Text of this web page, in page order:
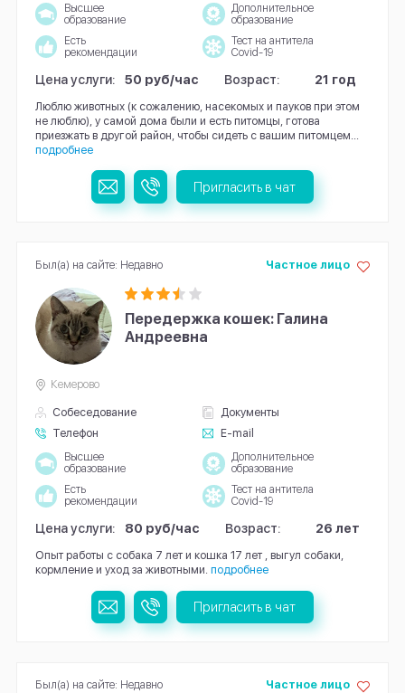
Высшее
образование
Дополнительное
образование
Есть
рекомендации
Тест на антитела
Covid-19
Цена услуги: 50 руб/час Возраст: 21 год
Люблю животных (к сожалению, насекомых и пауков при этом
не люблю), у самой дома были и есть питомцы, готова
приезжать в другой район, чтобы сидеть с вашим питомцем...
подробнее
Пригласить в чат
Передержка кошек: Галина
Андреевна
Собеседование
Документы
Телефон
E-mail
Частное лицо
Кемерово
Высшее
образование
Дополнительное
образование
Есть
рекомендации
Тест на антитела
Covid-19
Цена услуги: 80 руб/час Возраст: 26 лет
Опыт работы с собака 7 лет и кошка 17 лет , выгул собаки,
кормление и уход за животными. подробнее
Был(а) на сайте: Недавно
Пригласить в чат
Частное лицо
Был(а) на сайте: Недавно